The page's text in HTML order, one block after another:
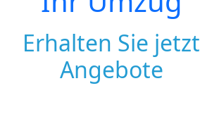
Erhalten Sie jetzt
Angebote